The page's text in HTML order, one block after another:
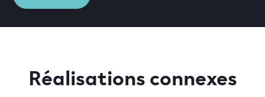
Réalisations connexes